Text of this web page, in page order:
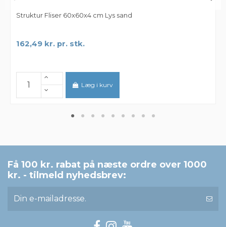
Struktur Fliser 60x60x4 cm Lys sand
162,49 kr. pr. stk.
Læg i kurv
Få 100 kr. rabat på næste ordre over 1000
kr. - tilmeld nyhedsbrev: